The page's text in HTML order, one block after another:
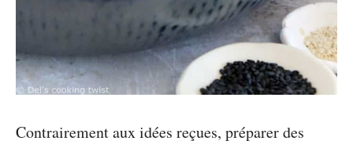
Contrairement aux idées reçues, préparer des